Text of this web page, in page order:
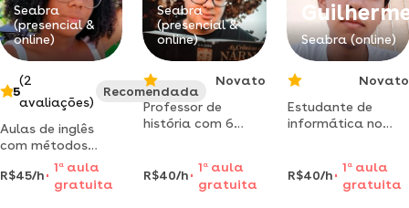
Seabra
(presencial &
online)
5
(2
avaliações)
Recomendada
Aulas de inglês
com métodos
inovadores. semi-
finalist do celp 21'
harvard university.
R$45/h
1 aaula
gratuita
Seabra
(presencial &
online)
Novato
Professor de
história com 6
ensino
fundamental e
R$40/h
1 a aula
gratuita
Seabra (online)
Novato
Estudante de
informática no
de reforço escolar
R$40/h
1 aaula
gratuita